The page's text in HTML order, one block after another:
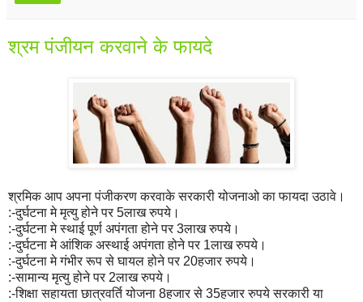
श्रम पंजीयन करवाने के फायदे
श्रमिक आप अपना पंजीकरण करवाके सरकारी योजनाओ का फायदा उठावे।
:-दुर्घटना मे मृत्यु होने पर 5लाख रुपये।
:-दुर्घटना मे स्थाई पूर्ण अपंगता होने पर 3लाख रुपये।
:-दुर्घटना मे आंशिक अस्थाई अपंगता होने पर 1लाख रुपये।
:-दुर्घटना मे गंभीर रूप से घायल होने पर 20हजार रुपये।
:-सामान्य मृत्यु होने पर 2लाख रुपये।
:-शिक्षा सहायता छात्रवर्ति योजना 8हजार से 35हजार रुपये सरकारी या